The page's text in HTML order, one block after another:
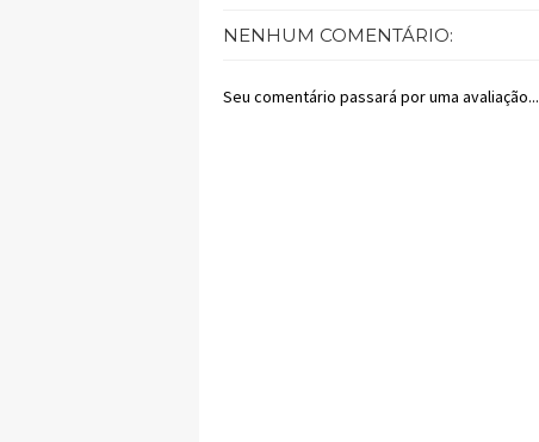
NENHUM COMENTÁRIO:
Seu comentário passará por uma avaliação...